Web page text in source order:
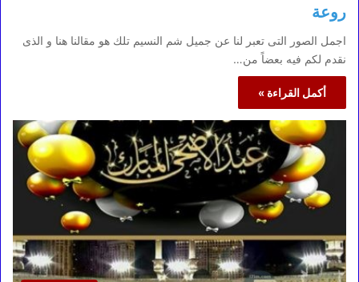
روعة
اجمل الصور التى تعبر لنا عن جميل شم النسيم تلك هو مقالنا هنا و الذى
نقدم لكم فيه بعضاً من…
أكمل القراءة »